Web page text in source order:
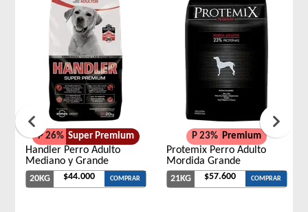
P 26% Super Premium
Handler Perro Adulto
Mediano y Grande
20KG $44.000 COMPRAR
P 23% Premium
Protemix Perro Adulto
Mordida Grande
21KG $57.600 COMPRAR